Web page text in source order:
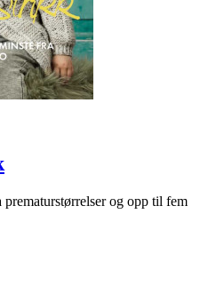
og opp til fem